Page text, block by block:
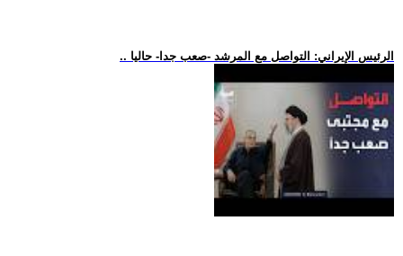
.. الرئيس الإيراني: التواصل مع المرشد -صعب جدا- حاليا